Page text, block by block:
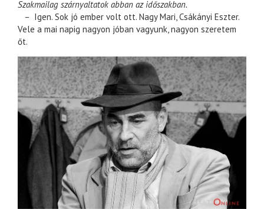
Szakmailag szárnyaltatok abban az időszakban.
– Igen. Sok jó ember volt ott. Nagy Mari, Csákányi Eszter.
Vele a mai napig nagyon jóban vagyunk, nagyon szeretem
őt.